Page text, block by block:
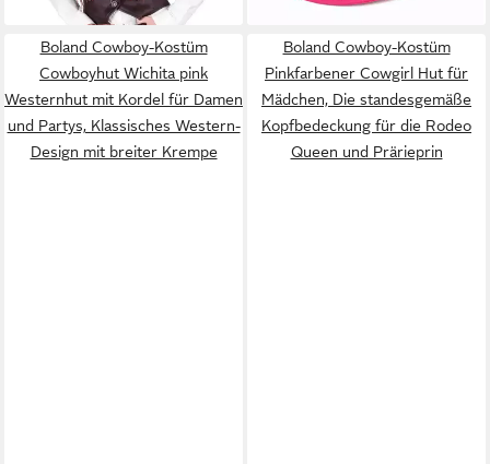
Boland Cowboy-Kostüm
Cowboyhut Wichita pink
Westernhut mit Kordel für Damen
und Partys, Klassisches Western-
Design mit breiter Krempe
Boland Cowboy-Kostüm
Pinkfarbener Cowgirl Hut für
Mädchen, Die standesgemäße
Kopfbedeckung für die Rodeo
Queen und Prärieprin